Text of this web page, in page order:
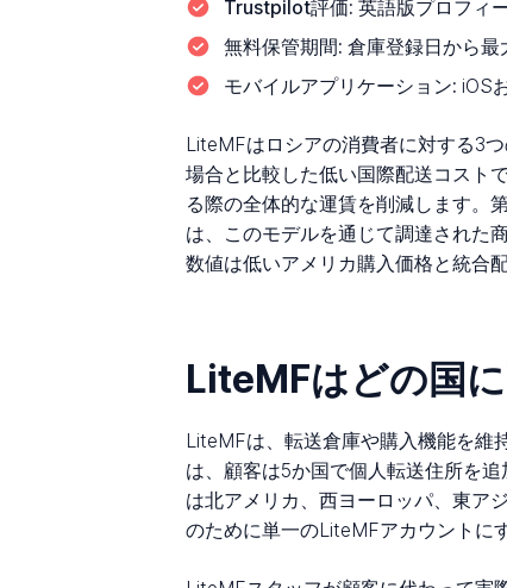
Trustpilot評価: 英語版プロフィ
無料保管期間: 倉庫登録日から
モバイルアプリケーション: iOS
LiteMFはロシアの消費者に対する3
場合と比較した低い国際配送コスト
る際の全体的な運賃を削減します。
は、このモデルを通じて調達された
数値は低いアメリカ購入価格と統合
LiteMFはどの国
LiteMFは、転送倉庫や購入機能を維
は、顧客は5か国で個人転送住所を
は北アメリカ、西ヨーロッパ、東ア
のために単一のLiteMFアカウントに